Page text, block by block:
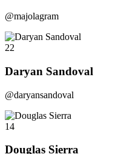
@majolagram
22
Daryan Sandoval
@daryansandoval
14
Douglas Sierra